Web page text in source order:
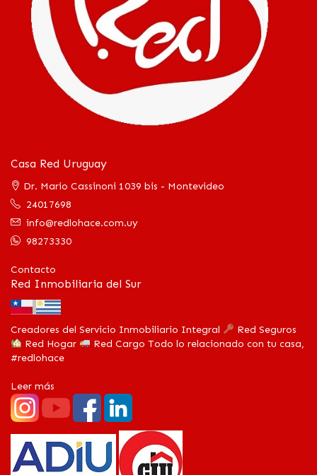
Casa Red Uruguay
Dr. Mario Cassinoni 1039 bis - Montevideo
24017698
info@redlohace.com.uy
98273330
Contacto
Red Inmobiliaria del Sur
Creadores del Servicio Inmobiliario Integral
Red Seguros
Red Hogar
Red Cargo Todo lo relacionado con tu casa,
#redlohace
Leer más